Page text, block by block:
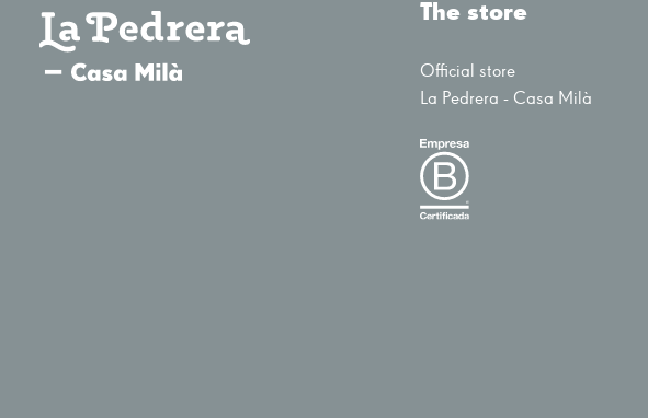
The store
Official store
La Pedrera - Casa Milà